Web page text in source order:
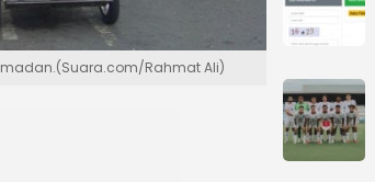
Rahmat Ali)